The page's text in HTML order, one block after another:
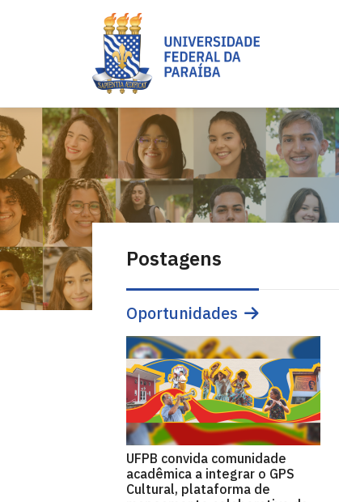
Postagens
Oportunidades
UFPB convida comunidade
acadêmica a integrar o GPS
Cultural, plataforma de